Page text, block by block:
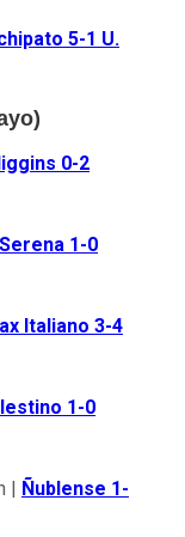
5-1 U.
0-2
1-0
Italiano 3-4
1-0
|
Ñublense 1-